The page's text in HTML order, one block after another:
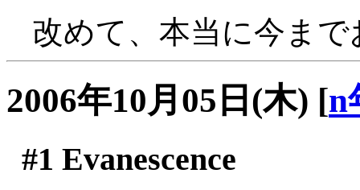
改めて、本当に今ま
2006年10月05日(木) [n
#1 Evanescence